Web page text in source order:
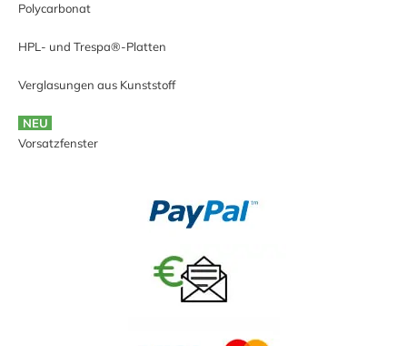
Polycarbonat
HPL- und Trespa®-Platten
Verglasungen aus Kunststoff
NEU
Vorsatzfenster